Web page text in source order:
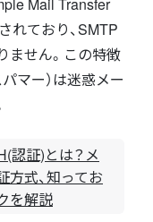
Mail Transfer
れており、SMTP
ません。この特徴
マー）は迷惑メー
認証)とは？メ
方式、知ってお
を解説